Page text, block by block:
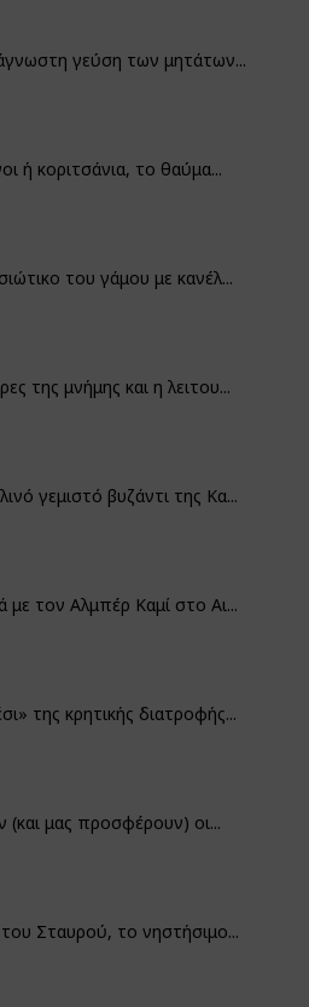
γεύση των μητάτων...
ή κοριτσάνια, το θαύμα...
του γάμου με κανέλ...
της μνήμης και η λειτου...
γεμιστό βυζάντι της Κα...
με τον Αλμπέρ Καμί στο Αι...
της κρητικής διατροφής...
(και μας προσφέρουν) οι...
του Σταυρού, το νηστήσιμο...